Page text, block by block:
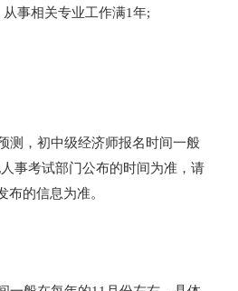
事相关专业工作满1年;
测，初中级经济师报名时间一般
事考试部门公布的时间为准，请
布的信息为准。